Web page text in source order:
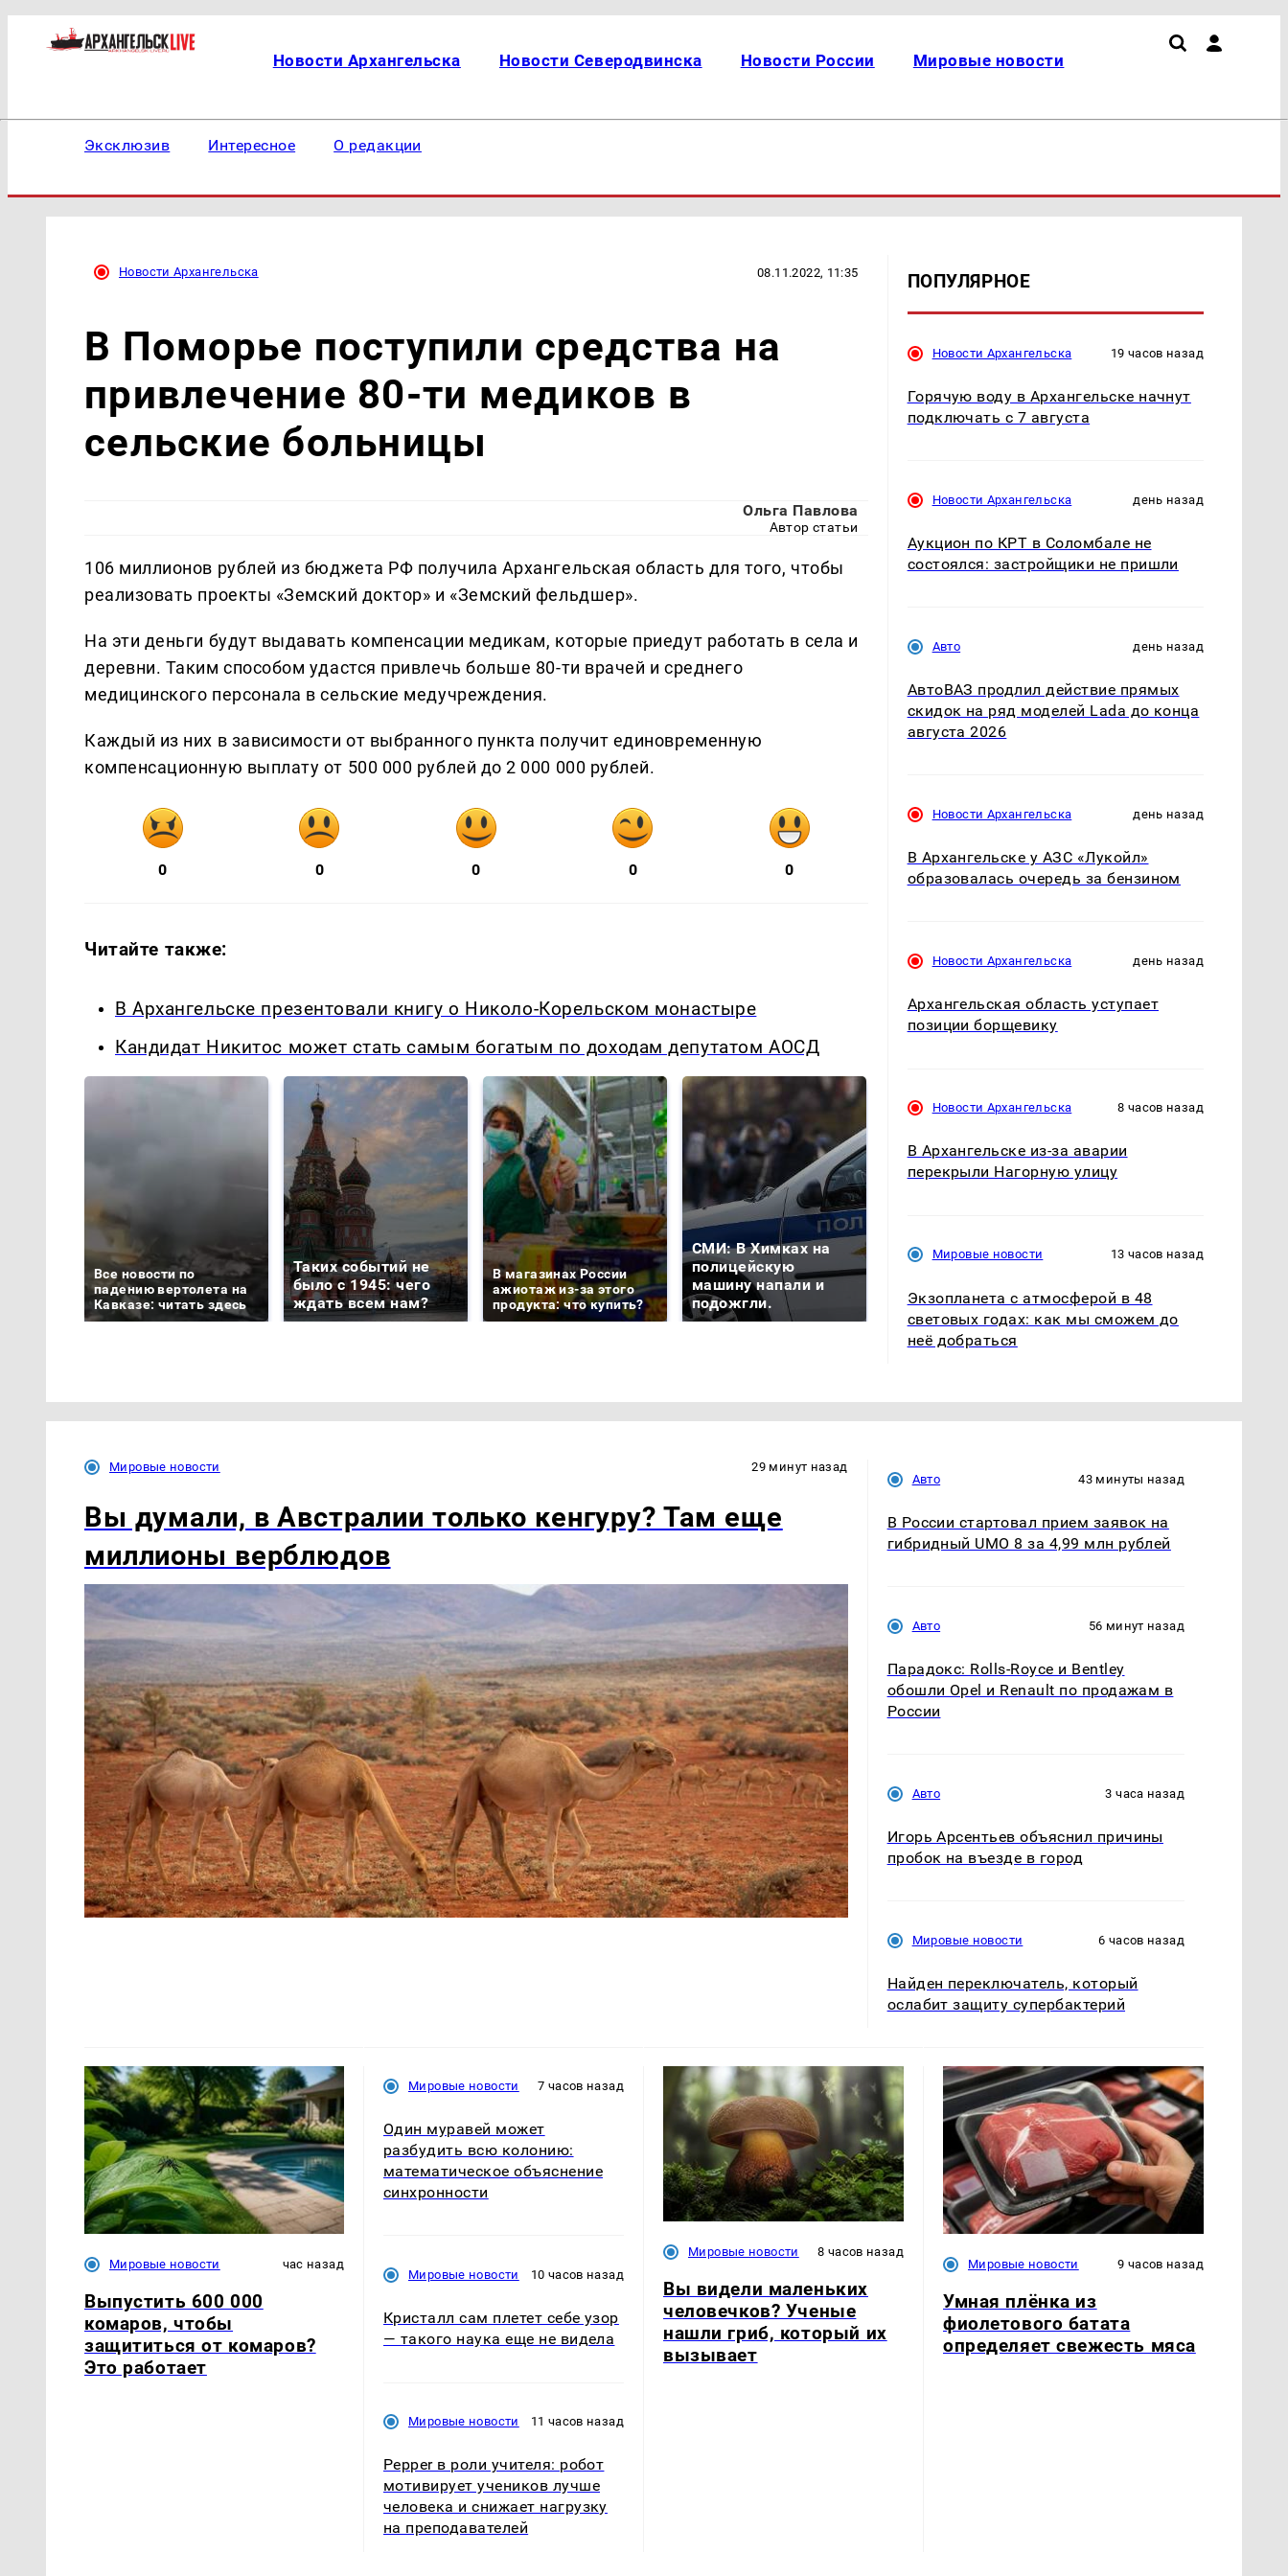
Новости Архангельска Новости Северодвинска Новости России Мировые новости
Эксклюзив Интересное О редакции
Новости Архангельска 08.11.2022, 11:35
В Поморье поступили средства на
привлечение 80-ти медиков в
сельские больницы
Ольга Павлова
Автор статьи
106 миллионов рублей из бюджета РФ получила Архангельская область для того, чтобы
реализовать проекты «Земский доктор» и «Земский фельдшер».
На эти деньги будут выдавать компенсации медикам, которые приедут работать в села и
деревни. Таким способом удастся привлечь больше 80-ти врачей и среднего
медицинского персонала в сельские медучреждения.
Каждый из них в зависимости от выбранного пункта получит единовременную
компенсационную выплату от 500 000 рублей до 2 000 000 рублей.
0 0 0 0 0
Читайте также:
В Архангельске презентовали книгу о Николо-Корельском монастыре
Кандидат Никитос может стать самым богатым по доходам депутатом АОСД
Все новости по
падению вертолета на
Кавказе: читать здесь
Таких событий не
было с 1945: чего
ждать всем нам?
В магазинах России
ажиотаж из-за этого
продукта: что купить?
СМИ: В Химках на
полицейскую
машину напали и
подожгли.
Где будет встреча
России: Европа?
На Урале из казны
миллионов рублей
ПОПУЛЯРНОЕ
Новости Архангельска 19 часов назад
Горячую воду в Архангельске начнут
подключать с 7 августа
Новости Архангельска день назад
Аукцион по КРТ в Соломбале не
состоялся: застройщики не пришли
Авто день назад
АвтоВАЗ продлил действие прямых
скидок на ряд моделей Lada до конца
августа 2026
Новости Архангельска день назад
В Архангельске у АЗС «Лукойл»
образовалась очередь за бензином
Новости Архангельска день назад
Архангельская область уступает
позиции борщевику
Новости Архангельска 8 часов назад
В Архангельске из-за аварии
перекрыли Нагорную улицу
Мировые новости 13 часов назад
Экзопланета с атмосферой в 48
световых годах: как мы сможем до
неё добраться
Мировые новости 29 минут назад
Вы думали, в Австралии только кенгуру? Там еще
миллионы верблюдов
Авто 43 минуты назад
В России стартовал прием заявок на
гибридный UMO 8 за 4,99 млн рублей
Авто 56 минут назад
Парадокс: Rolls-Royce и Bentley
обошли Opel и Renault по продажам в
России
Авто 3 часа назад
Игорь Арсентьев объяснил причины
пробок на въезде в город
Мировые новости 6 часов назад
Найден переключатель, который
ослабит защиту супербактерий
Мировые новости час назад
Выпустить 600 000
комаров, чтобы
защититься от комаров?
Это работает
Мировые новости 7 часов назад
Один муравей может
разбудить всю колонию:
математическое объяснение
синхронности
Мировые новости 10 часов назад
Кристалл сам плетет себе узор
— такого наука еще не видела
Мировые новости 11 часов назад
Pepper в роли учителя: робот
мотивирует учеников лучше
человека и снижает нагрузку
на преподавателей
Мировые новости 8 часов назад
Вы видели маленьких
человечков? Ученые
нашли гриб, который их
вызывает
Мировые новости 9 часов назад
Умная плёнка из
фиолетового батата
определяет свежесть мяса